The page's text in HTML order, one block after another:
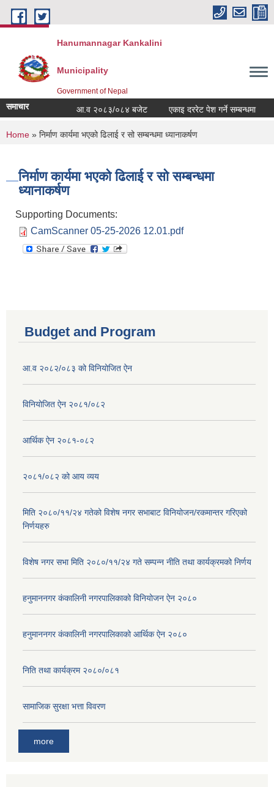
Skip to main content
Hanumannagar Kankalini
Municipality
Government of Nepal
समाचार आ.व २०८३/०८४ बजेट एकाइ दररेट पेश गर्ने सम्बन्धमा
You are here
Home » निर्माण कार्यमा भएको ढिलाई र सो सम्बन्धमा ध्यानाकर्षण
निर्माण कार्यमा भएको ढिलाई र सो सम्बन्धमा
ध्यानाकर्षण
Supporting Documents:
CamScanner 05-25-2026 12.01.pdf
Budget and Program
आ.व २०८२/०८३ को विनियोजित ऐन
विनियोजित ऐन २०८१/०८२
आर्थिक ऐन २०८१-०८२
२०८१/०८२ को आय व्यय
मिति २०८०/११/२४ गतेको विशेष नगर सभाबाट विनियोजन/रकमान्तर गरिएको
निर्णयहरु
विशेष नगर सभा मिति २०८०/११/२४ गते सम्पन्न नीति तथा कार्यक्रमको निर्णय
हनुमाननगर कंकालिनी नगरपालिकाको विनियोजन ऐन २०८०
हनुमाननगर कंकालिनी नगरपालिकाको आर्थिक ऐन २०८०
निति तथा कार्यक्रम २०८०/०८१
सामाजिक सुरक्षा भत्ता विवरण
more